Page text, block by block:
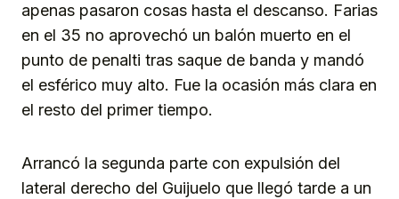
apenas pasaron cosas hasta el descanso. Farias
en el 35 no aprovechó un balón muerto en el
punto de penalti tras saque de banda y mandó
el esférico muy alto. Fue la ocasión más clara en
el resto del primer tiempo.
Arrancó la segunda parte con expulsión del
lateral derecho del Guijuelo que llegó tarde a un